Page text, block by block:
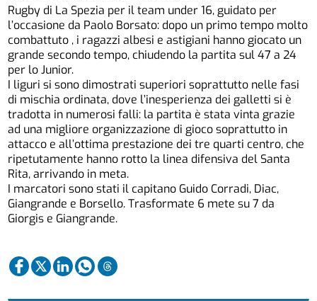
Rugby di La Spezia per il team under 16, guidato per
l’occasione da Paolo Borsato: dopo un primo tempo molto
combattuto , i ragazzi albesi e astigiani hanno giocato un
grande secondo tempo, chiudendo la partita sul 47 a 24
per lo Junior.
I liguri si sono dimostrati superiori soprattutto nelle fasi
di mischia ordinata, dove l’inesperienza dei galletti si è
tradotta in numerosi falli: la partita è stata vinta grazie
ad una migliore organizzazione di gioco soprattutto in
attacco e all’ottima prestazione dei tre quarti centro, che
ripetutamente hanno rotto la linea difensiva del Santa
Rita, arrivando in meta.
I marcatori sono stati il capitano Guido Corradi, Diac,
Giangrande e Borsello. Trasformate 6 mete su 7 da
Giorgis e Giangrande.